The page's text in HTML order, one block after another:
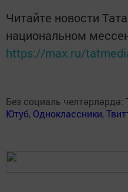
Читайте новости
национальном
https://max.ru/
Без социаль челтәрләрдә:
Ютуб, Одноклассники,